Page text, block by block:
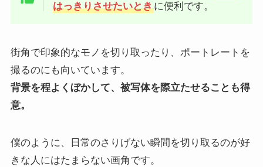
はっきりさせたいときに便利です。
街角で印象的なモノを切り取ったり、ポートレートを
撮るのにも向いています。
背景を程よくぼかして、被写体を際立たせることも得
意。
僕のように、日常のさりげない瞬間を切り取るのが好
きな人にはたまらない画角です。